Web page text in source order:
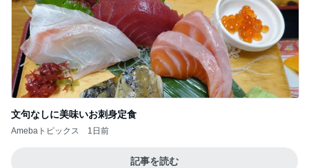
文句なしに美味いお刺身定食
Amebaトピックス 1日前
記事を読む